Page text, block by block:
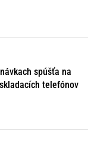
spúšťa na
telefónov